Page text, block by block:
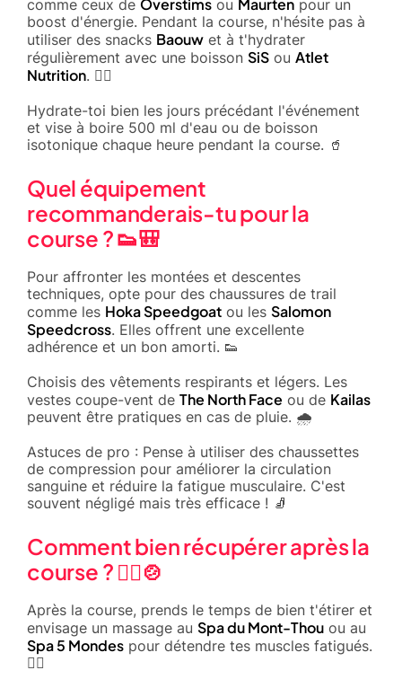
comme ceux de Overstims ou Maurten pour un
boost d'énergie. Pendant la course, n'hésite pas à
utiliser des snacks Baouw et à t'hydrater
régulièrement avec une boisson SiS ou Atlet
Nutrition. 🏃‍♀️
Hydrate-toi bien les jours précédant l'événement
et vise à boire 500 ml d'eau ou de boisson
isotonique chaque heure pendant la course. 🥤
Quel équipement
recommanderais-tu pour la
course ? 👟🎒
Pour affronter les montées et descentes
techniques, opte pour des chaussures de trail
comme les Hoka Speedgoat ou les Salomon
Speedcross. Elles offrent une excellente
adhérence et un bon amorti. 👟
Choisis des vêtements respirants et légers. Les
vestes coupe-vent de The North Face ou de Kailas
peuvent être pratiques en cas de pluie. 🌧️
Astuces de pro : Pense à utiliser des chaussettes
de compression pour améliorer la circulation
sanguine et réduire la fatigue musculaire. C'est
souvent négligé mais très efficace ! 🧦
Comment bien récupérer après la
course ? 🧘‍♂️🍲
Après la course, prends le temps de bien t'étirer et
envisage un massage au Spa du Mont-Thou ou au
Spa 5 Mondes pour détendre tes muscles fatigués.
🧖‍♂️